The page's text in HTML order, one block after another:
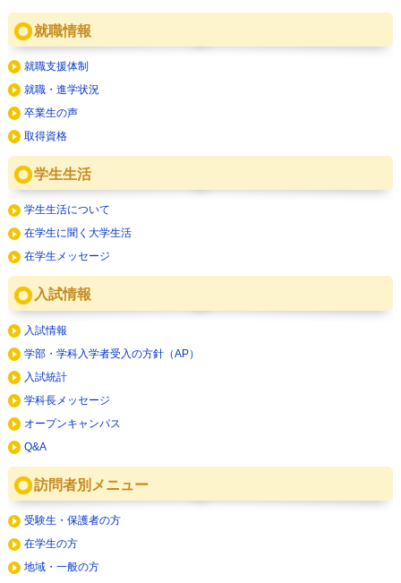
就職情報
就職支援体制
就職・進学状況
卒業生の声
取得資格
学生生活
学生生活について
在学生に聞く大学生活
在学生メッセージ
入試情報
入試情報
学部・学科入学者受入の方針（AP）
入試統計
学科長メッセージ
オープンキャンパス
Q&A
訪問者別メニュー
受験生・保護者の方
在学生の方
地域・一般の方